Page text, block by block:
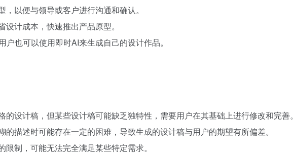
以便与领导或客户进行沟通和确认。
计成本，快速推出产品原型。
也可以使用即时AI来生成自己的设计作品。
设计稿，但某些设计稿可能缺乏独特性，需要用户在其基础上进行修改和完善。
描述时可能存在一定的困难，导致生成的设计稿与用户的期望有所偏差。
制，可能无法完全满足某些特定需求。